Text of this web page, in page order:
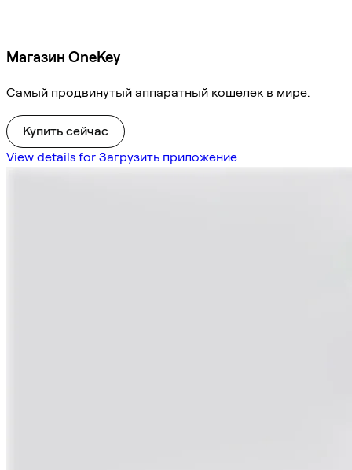
Магазин OneKey
Самый продвинутый аппаратный кошелек в мире.
Купить сейчас
View details for Загрузить приложение